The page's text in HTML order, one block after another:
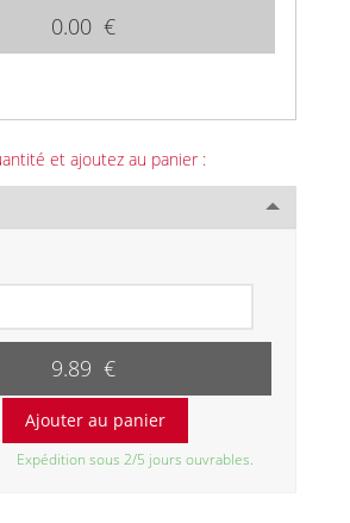
0.00 €
et ajoutez au panier :
9.89 €
Expédition sous 2/5 jours ouvrables.